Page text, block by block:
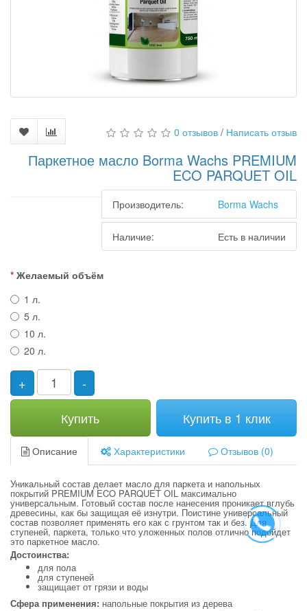
0 отзывов / Написать отзыв
Паркетное масло Borma Wachs PREMIUM
ECO PARQUET OIL
Производитель: Borma Wachs
Наличие: Есть в наличии
Желаемый объём
1 л.
5 л.
10 л.
20 л.
+
-
Купить
Купить в 1 клик
Описание Характеристики Отзывов (0)
Уникальный состав делает масло для паркета и напольных
покрытий PREMIUM ECO PARQUET OIL максимально
универсальным. Готовый состав после нанесения проникает вглубь
древесины, как бы защищая её изнутри. Поистине универсальный
состав позволяет применять его как с грунтом так и без. Для
ступеней, паркета, только что уложенных полов отлично подойдет
это паркетное масло.
Достоинства:
для пола
для ступеней
защищает от грязи и воды
Сфера применения: напольные покрытия из дерева